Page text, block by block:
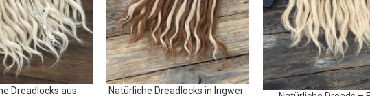
Dreadlocks aus
Natürliche Dreadlocks in Ingwer-